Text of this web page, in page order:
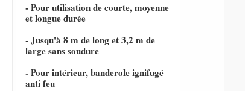
- Pour utilisation de courte, moyenne
et longue durée
- Jusqu'à 8 m de long et 3,2 m de
large sans soudure
- Pour intérieur, banderole ignifugé
anti feu